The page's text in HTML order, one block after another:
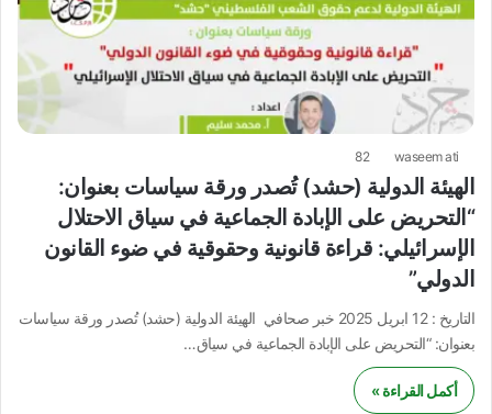
waseem ati
82
الهيئة الدولية (حشد) تُصدر ورقة سياسات بعنوان:
“التحريض على الإبادة الجماعية في سياق الاحتلال
الإسرائيلي: قراءة قانونية وحقوقية في ضوء القانون
الدولي”
التاريخ : 12 ابريل 2025 خبر صحافي الهيئة الدولية (حشد) تُصدر ورقة سياسات
بعنوان: “التحريض على الإبادة الجماعية في سياق…
أكمل القراءة »